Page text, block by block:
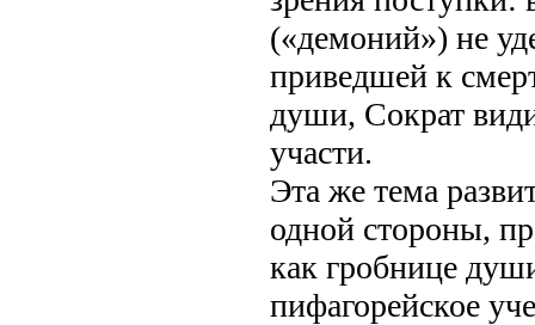
(«демоний») не
приведшей к
души, Сократ
участи.
Эта же тема
одной стороны,
как гробнице
пифагорейское